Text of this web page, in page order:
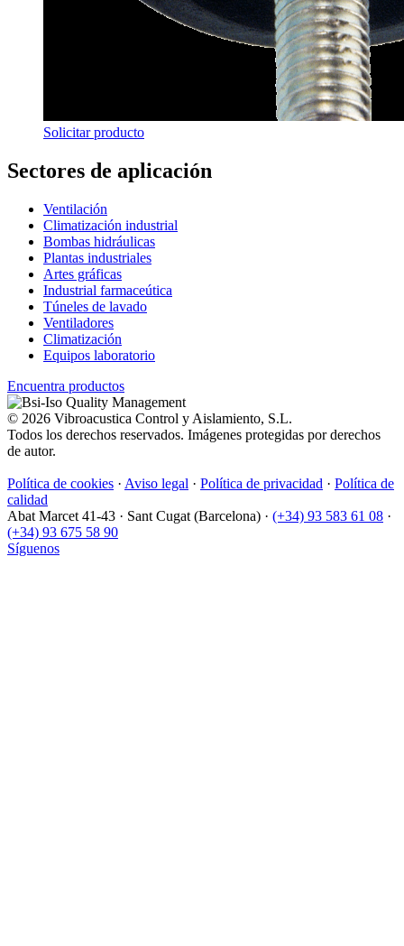
Solicitar producto
Sectores de aplicación
Ventilación
Climatización industrial
Bombas hidráulicas
Plantas industriales
Artes gráficas
Industrial farmaceútica
Túneles de lavado
Ventiladores
Climatización
Equipos laboratorio
Encuentra productos
© 2026 Vibroacustica Control y Aislamiento, S.L.
Todos los derechos reservados. Imágenes protegidas por derechos
de autor.
Política de cookies · Aviso legal · Política de privacidad · Política de
calidad
Abat Marcet 41-43 · Sant Cugat (Barcelona) · (+34) 93 583 61 08 ·
(+34) 93 675 58 90
Síguenos